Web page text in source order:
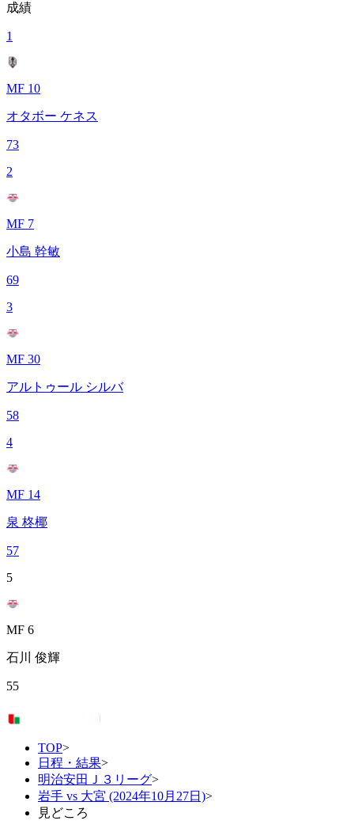
成績
1
MF 10
オタボー ケネス
73
2
MF 7
小島 幹敏
69
3
MF 30
アルトゥール シルバ
58
4
MF 14
泉 柊椰
57
5
MF 6
石川 俊輝
55
TOP>
日程・結果>
明治安田Ｊ３リーグ>
岩手 vs 大宮 (2024年10月27日)>
見どころ